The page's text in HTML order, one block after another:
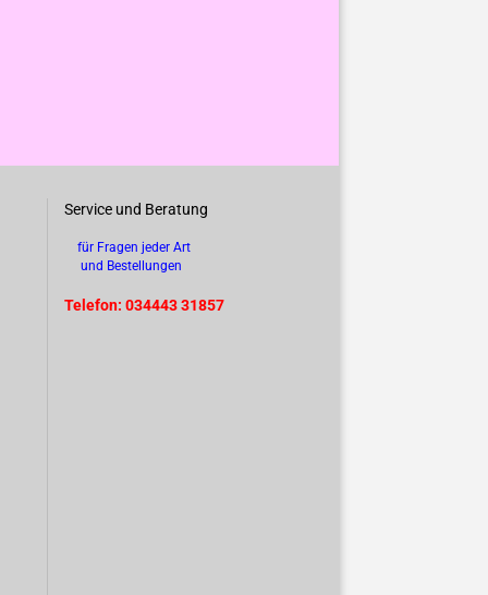
Service und Beratung
für Fragen jeder Art
und Bestellungen
Telefon: 034443 31857